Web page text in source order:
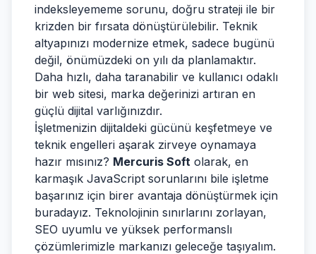
indeksleyememe sorunu, doğru strateji ile bir
krizden bir fırsata dönüştürülebilir. Teknik
altyapınızı modernize etmek, sadece bugünü
değil, önümüzdeki on yılı da planlamaktır.
Daha hızlı, daha taranabilir ve kullanıcı odaklı
bir web sitesi, marka değerinizi artıran en
güçlü dijital varlığınızdır.
İşletmenizin dijitaldeki gücünü keşfetmeye ve
teknik engelleri aşarak zirveye oynamaya
hazır mısınız? Mercuris Soft olarak, en
karmaşık JavaScript sorunlarını bile işletme
başarınız için birer avantaja dönüştürmek için
buradayız. Teknolojinin sınırlarını zorlayan,
SEO uyumlu ve yüksek performanslı
çözümlerimizle markanızı geleceğe taşıyalım.